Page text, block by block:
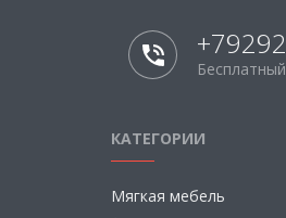
КАТЕГОРИИ
Мягкая мебель